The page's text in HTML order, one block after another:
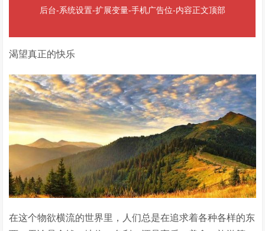
后台-系统设置-扩展变量-手机广告位-内容正文顶部
渴望真正的快乐
在这个物欲横流的世界里，人们总是在追求着各种各样的东